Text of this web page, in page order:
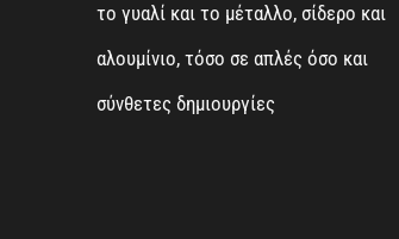
το γυαλί και το μέταλλο, σίδερο και
αλουμίνιο, τόσο σε απλές όσο και
σύνθετες δημιουργίες